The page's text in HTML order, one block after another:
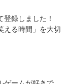
録しました！
える時間」を大切